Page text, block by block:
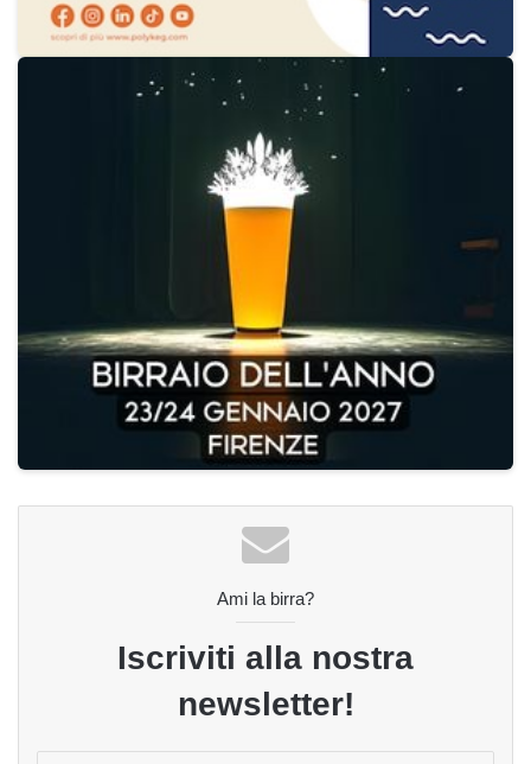
Ami la birra?
Iscriviti alla nostra
newsletter!